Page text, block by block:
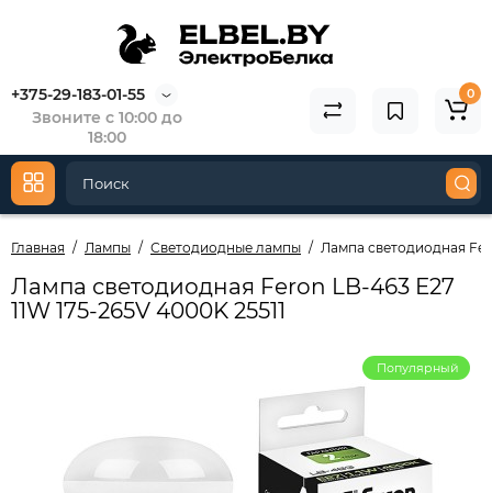
+375-29-183-01-55
Звоните с 10:00 до
18:00
0
Главная Лампы Светодиодные лампы Лампа светодиодная
Лампа светодиодная Feron LB-463 E27
11W 175-265V 4000K 25511
Популярный